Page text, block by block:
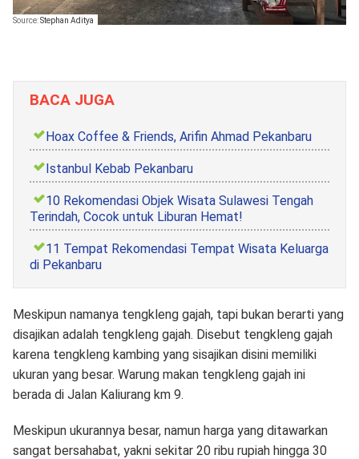
Source:Stephan Aditya
BACA JUGA
Hoax Coffee & Friends, Arifin Ahmad Pekanbaru
Istanbul Kebab Pekanbaru
10 Rekomendasi Objek Wisata Sulawesi Tengah
Terindah, Cocok untuk Liburan Hemat!
11 Tempat Rekomendasi Tempat Wisata Keluarga
di Pekanbaru
Meskipun namanya tengkleng gajah, tapi bukan berarti yang
disajikan adalah tengkleng gajah. Disebut tengkleng gajah
karena tengkleng kambing yang sisajikan disini memiliki
ukuran yang besar. Warung makan tengkleng gajah ini
berada di Jalan Kaliurang km 9.
Meskipun ukurannya besar, namun harga yang ditawarkan
sangat bersahabat, yakni sekitar 20 ribu rupiah hingga 30